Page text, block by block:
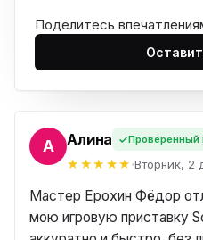
Поделитесь
Алина Проверенный
Вторник, 2
Мастер Ерохин Фёдор
мою игровую приставку